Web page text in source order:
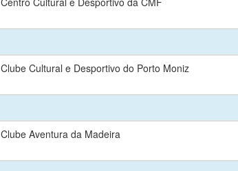
Clube Cultural e Desportivo do Porto Moniz
Clube Aventura da Madeira